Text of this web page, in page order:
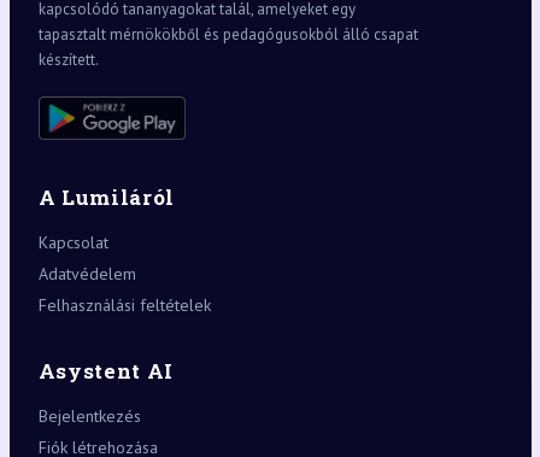
kapcsolódó tananyagokat talál, amelyeket egy
tapasztalt mérnökökből és pedagógusokból álló csapat
készített.
A Lumiláról
Kapcsolat
Adatvédelem
Felhasználási feltételek
Asystent AI
Bejelentkezés
Fiók létrehozása